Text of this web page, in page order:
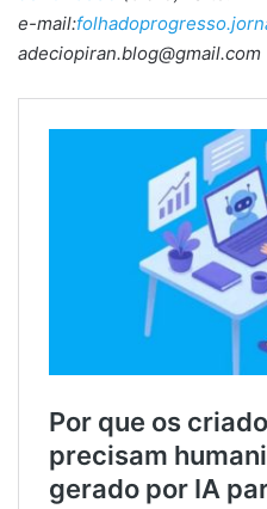
e-mail:
adeciopiran.blog@gmail.com